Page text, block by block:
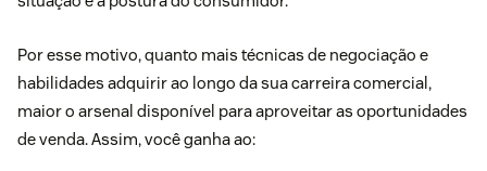
Por esse motivo, quanto mais técnicas de negociação e
habilidades adquirir ao longo da sua carreira comercial,
maior o arsenal disponível para aproveitar as oportunidades
de venda. Assim, você ganha ao: